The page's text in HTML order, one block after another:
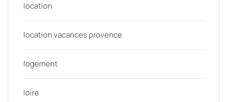
location
location vacances provence
logement
loire